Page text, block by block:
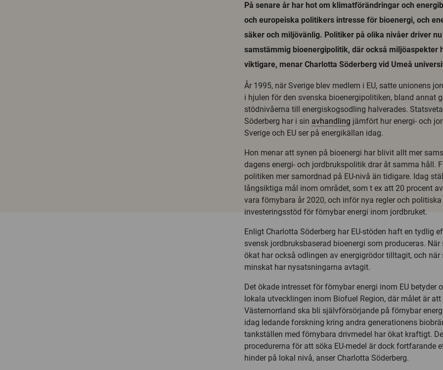
På senare år har hot om klimatförändringar och
och europeiska politikers intresse för bioenergi, och
säker och miljövänlig. Politiker på olika nivåer driver
samstämmig bioenergipolitik, där också miljöaspekter
viktigare, menar Charlotta Söderberg vid Umeå
År 1995, när Sverige blev medlem i EU, satte unionens
i hjulen för den svenska bioenergipolitiken, bland annat
stödnivåerna till energiskogsodling halverades.
Söderberg har i sin avhandling jämfört hur energi- och
Sverige och EU ser på energikällan idag.
Hon menar att synen på bioenergi har blivit allt mer
dagens energi- och jordbrukspolitik drar åt samma håll.
politiken mer samordnad på EU-nivå än tidigare. Idag
långsiktiga mål inom området, som t ex att 20 procent
vara förnybara år 2020, och inför nya regler och
investeringsstöd för förnybar energi inom jordbruket.
Enligt Charlotta Söderberg har EU-stöden haft en tydlig
svensk jordbruksbaserad bioenergi som produceras.
ökat har också odlingen av energigrödor tilltagit, och när
minskat har nysatsningarna avtagit.
Det ökade intresset för förnybar energi inom EU betyder
lokala utvecklingen inom Biofuel Region, där målet är
Västernorrland ska bli självförsörjande på förnybar
idag ledande forskning kring andra generationens
tankställen med förnybara drivmedel har ökat kraftigt.
procedurerna för att söka EU-medel är dock fortfarande
hinder på lokal nivå, anser Charlotta Söderberg.